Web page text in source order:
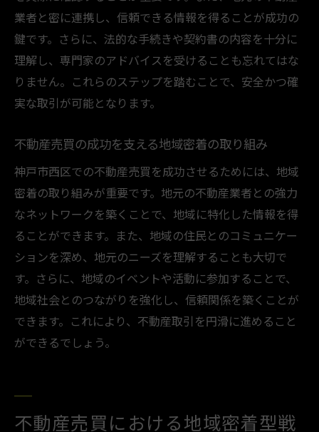
業者と密に連携し、信頼できる情報を得ることが成功の
鍵です。さらに、法的な手続きや契約書の内容を十分に
理解し、専門家のアドバイスを受けることも忘れてはな
りません。これらのステップを踏むことで、安全かつ確
実な取引が可能となります。
不動産売買の成功を支える地域密着の取り組み
神戸市西区での不動産売買を成功させるためには、地域
密着の取り組みが重要です。地元の不動産業者との強力
なネットワークを築くことで、地域に特化した情報を得
ることができます。また、地域の住民とのコミュニケー
ションを深め、地元のニーズを理解することも大切で
す。さらに、地域のイベントや活動に参加することで、
地域社会とのつながりを強化し、信頼関係を築くことが
できます。これにより、不動産取引を円滑に進めること
ができるでしょう。
不動産売買における地域密着型戦